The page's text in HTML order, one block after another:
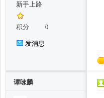
新手上路
积分 0
发消息
谭咏麟